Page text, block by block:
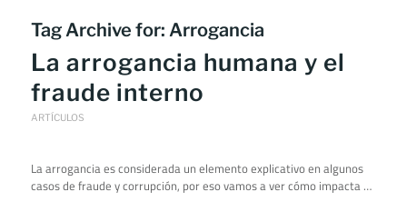
Tag Archive for: Arrogancia
La arrogancia humana y el
fraude interno
ARTÍCULOS
La arrogancia es considerada un elemento explicativo en algunos
casos de fraude y corrupción, por eso vamos a ver cómo impacta …